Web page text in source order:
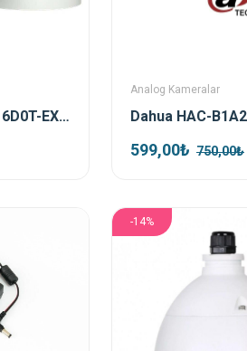
Hikvision DS-2CE16D0T-EXIPF TVI 2mp 2.8mm Bullet Kamera
Analog Kameralar
599,00₺ 750,00₺
-14%